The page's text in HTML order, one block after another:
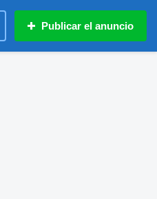
Publicar el anuncio